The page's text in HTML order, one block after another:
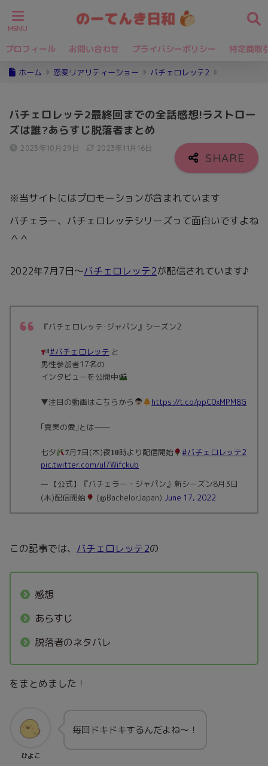
プロフィール お問い合わせ プライバシーポリシー 特定商取
ホーム 恋愛リアリティーショー バチェロレッテ2
バチェロレッテ2最終回までの全話感想!ラストロー
ズは誰?あらすじ脱落者まとめ
2023年10月29日 2023年11月16日
※当サイトにはプロモーションが含まれています
バチェラー、バチェロレッテシリーズって面白いですよね
＾＾
2022年7月7日～バチェロレッテ2が配信されています♪
『バチェロレッテ･ジャパン』シーズン2
#バチェロレッテ と
男性参加者17名の
インタビューを公開中
▼注目の動画はこちらから https://t.co/ppC0xMPM8G
｢真実の愛｣とは――
七夕 𝟕月𝟕日(木)夜𝟏𝟎時より配信開始
#バチェロレッテ2
pic.twitter.com/ul7Wifckub
— 【公式】『バチェラー・ジャパン』新シーズン8月3日
(木)配信開始
(@BachelorJapan) June 17, 2022
この記事では、 バチェロレッテ2の
感想
あらすじ
脱落者のネタバレ
をまとめました！
ひよこ
毎回ドキドキするんだよね～！